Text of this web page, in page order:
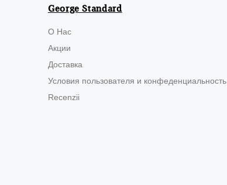
George Standard
О Нас
Акции
Доставка
Условия пользователя и конфеденциальность
Recenzii